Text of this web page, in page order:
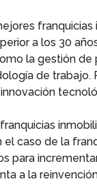
franquicias
a los 30
la gestión
de
el caso de la
para
a la